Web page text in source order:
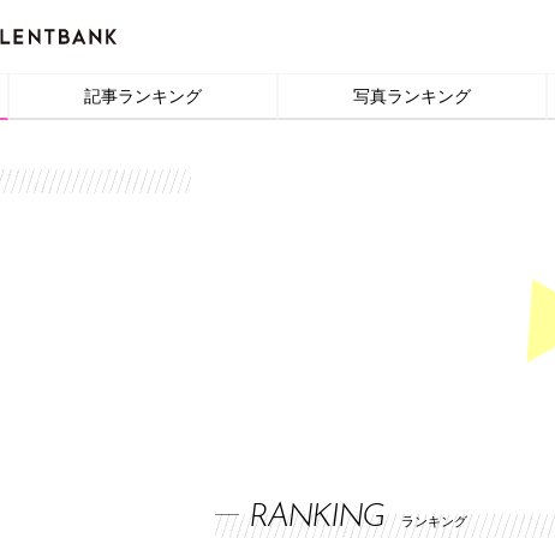
記事ランキング 写真ランキング
RANKING ランキング